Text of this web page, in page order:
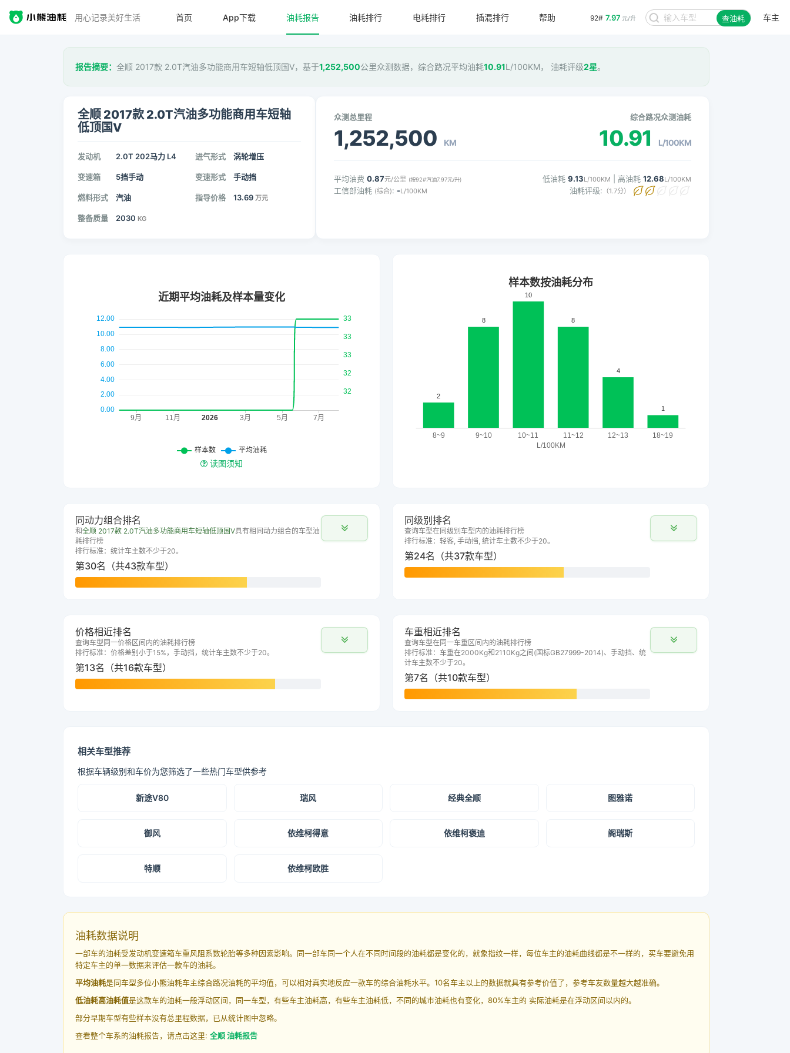
用心记录美好生活 92# 7.97 元/升 查油耗 车主
首页 App下载 油耗报告 油耗排行 电耗排行 插混排行 帮助
报告摘要： 全顺 2017款 2.0T汽油多功能商用车短轴低顶国V，基于1,252,500公里众测数据，综合路况平均油耗10.91L/100KM， 油耗评级2星。
全顺 2017款 2.0T汽油多功能商用车短轴
低顶国V
发动机 2.0T 202马力 L4 进气形式 涡轮增压
变速箱 5挡手动 变速形式 手动挡
燃料形式 汽油 指导价格 13.69 万元
整备质量 2030 KG
众测总里程
1,252,500 KM
综合路况众测油耗
10.91 L/100KM
平均油费 0.87元/公里 (按92#汽油7.97元/升)
工信部油耗 (综合): -L/100KM
低油耗 9.13L/100KM | 高油耗 12.68L/100KM
油耗评级: （1.7分）
读图须知
同动力组合排名
和全顺 2017款 2.0T汽油多功能商用车短轴低顶国V具有相同动力组合的车型油
耗排行榜
排行标准：统计车主数不少于20。
第30名（共43款车型）
同级别排名
查询车型在同级别车型内的油耗排行榜
排行标准：轻客, 手动挡, 统计车主数不少于20。
第24名（共37款车型）
价格相近排名
查询车型同一价格区间内的油耗排行榜
排行标准：价格差别小于15%，手动挡，统计车主数不少于20。
第13名（共16款车型）
车重相近排名
查询车型在同一车重区间内的油耗排行榜
排行标准：车重在2000Kg和2110Kg之间(国标GB27999-2014)、手动挡、统
计车主数不少于20。
第7名（共10款车型）
相关车型推荐
根据车辆级别和车价为您筛选了一些热门车型供参考
新途V80 瑞风 经典全顺 图雅诺
御风 依维柯得意 依维柯褒迪 阁瑞斯
特顺 依维柯欧胜
油耗数据说明
一部车的油耗受发动机变速箱车重风阻系数轮胎等多种因素影响。同一部车同一个人在不同时间段的油耗都是变化的，就象指纹一样，每位车主的油耗曲线都是不一样的，买车要避免用
特定车主的单一数据来评估一款车的油耗。
平均油耗是同车型多位小熊油耗车主综合路况油耗的平均值，可以相对真实地反应一款车的综合油耗水平。10名车主以上的数据就具有参考价值了，参考车友数量越大越准确。
低油耗高油耗值是这款车的油耗一般浮动区间，同一车型，有些车主油耗高，有些车主油耗低，不同的城市油耗也有变化，80%车主的 实际油耗是在浮动区间以内的。
部分早期车型有些样本没有总里程数据，已从统计图中忽略。
查看整个车系的油耗报告，请点击这里: 全顺 油耗报告